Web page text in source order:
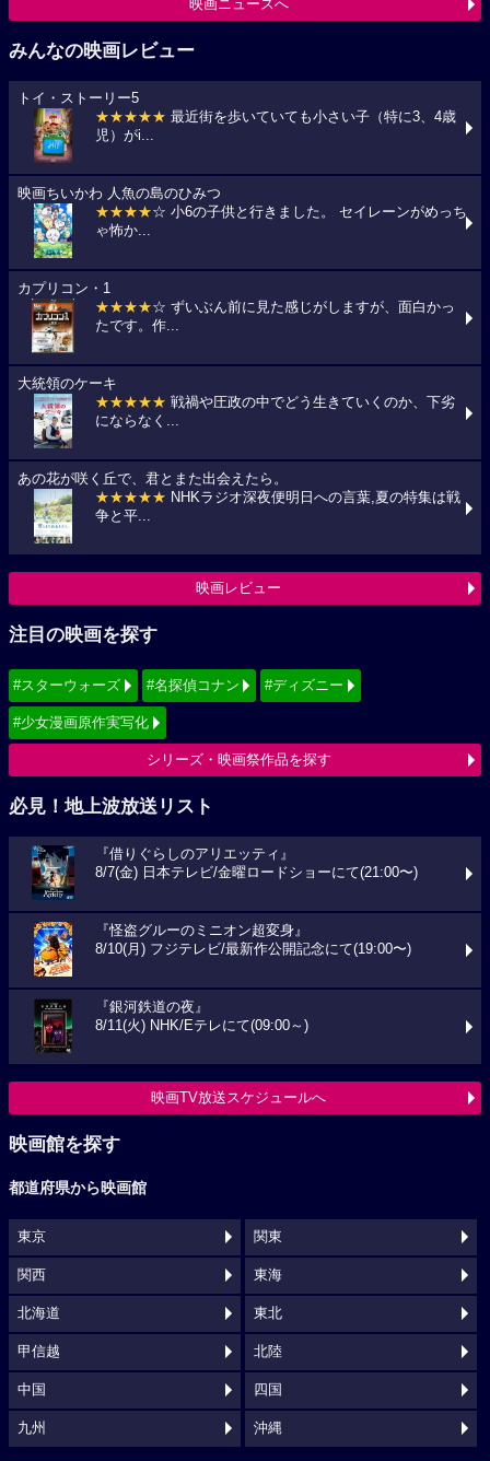
映画ニュースへ
みんなの映画レビュー
トイ・ストーリー5
★★★★★ 最近街を歩いていても小さい子（特に3、4歳
児）がi...
映画ちいかわ 人魚の島のひみつ
★★★★☆ 小6の子供と行きました。 セイレーンがめっち
ゃ怖か...
カプリコン・1
★★★★☆ ずいぶん前に見た感じがしますが、面白かっ
たです。作...
大統領のケーキ
★★★★★ 戦禍や圧政の中でどう生きていくのか、下劣
にならなく...
あの花が咲く丘で、君とまた出会えたら。
★★★★★ NHKラジオ深夜便明日への言葉,夏の特集は戦
争と平...
映画レビュー
注目の映画を探す
#スターウォーズ #名探偵コナン #ディズニー
#少女漫画原作実写化
シリーズ・映画祭作品を探す
必見！地上波放送リスト
『借りぐらしのアリエッティ』
8/7(金) 日本テレビ/金曜ロードショーにて(21:00〜)
『怪盗グルーのミニオン超変身』
8/10(月) フジテレビ/最新作公開記念にて(19:00〜)
『銀河鉄道の夜』
8/11(火) NHK/Eテレにて(09:00～)
映画TV放送スケジュールへ
映画館を探す
都道府県から映画館
東京 関東
関西 東海
北海道 東北
甲信越 北陸
中国 四国
九州 沖縄